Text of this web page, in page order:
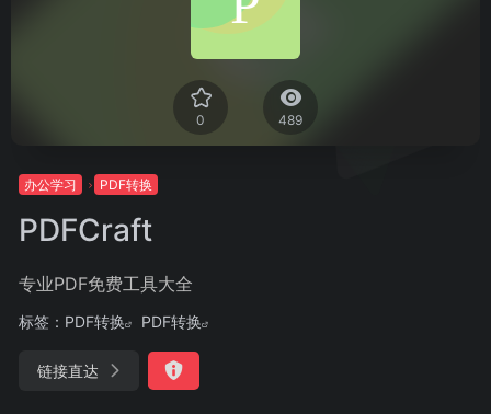
0 489
办公学习 PDF转换
PDFCraft
专业PDF免费工具大全
标签： PDF转换 PDF转换
链接直达